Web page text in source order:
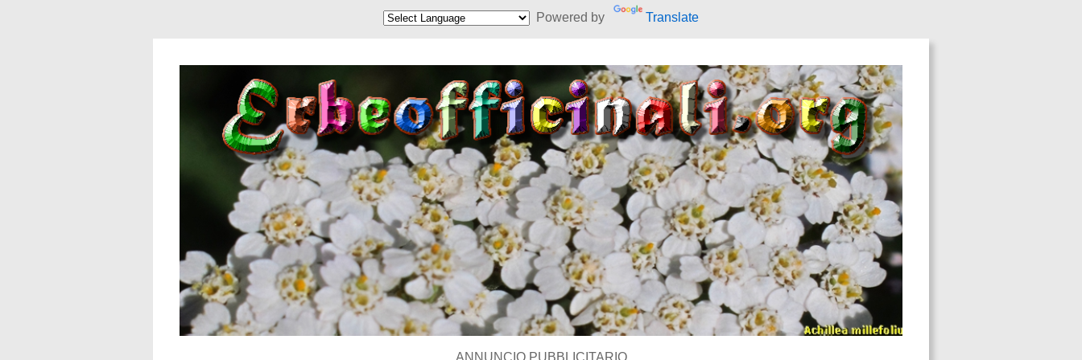
Powered by Translate
ANNUNCIO PUBBLICITARIO